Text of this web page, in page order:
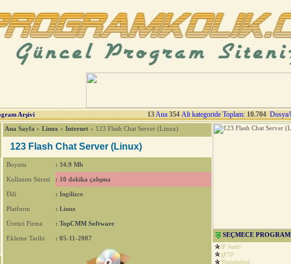
Arşivi 13Ana 354 Alt kategoride Toplam: 10.704 Dosya/
Ana Sayfa » Linux » Internet » 123 Flash Chat Server (Linux)
123 Flash Chat Server (Linux)
Boyutu : 34.9 Mb
Kullanım Süresi : 10 dakika çalışma
Dili : Ingilizce
Platform : Linux
Üretici Firma : TopCMM Software
Ekleme Tarihi : 05-11-2007 SEÇMECE
IP Audit
gFTP
Thunderbird